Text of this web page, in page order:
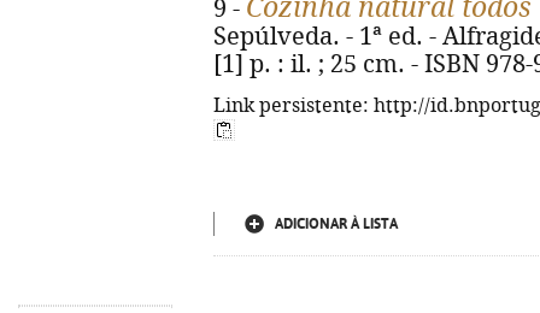
9 - Cozinha natural todos
Sepúlveda. - 1ª ed. -
[1] p. : il. ; 25 cm. - ISBN 978-
Link persistente: http://
ADICIONAR À LISTA